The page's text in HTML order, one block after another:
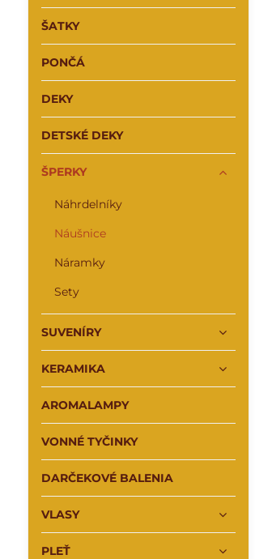
ŠATKY
PONČÁ
DEKY
DETSKÉ DEKY
ŠPERKY
Náhrdelníky
Náušnice
Náramky
Sety
SUVENÍRY
KERAMIKA
AROMALAMPY
VONNÉ TYČINKY
DARČEKOVÉ BALENIA
VLASY
PLEŤ